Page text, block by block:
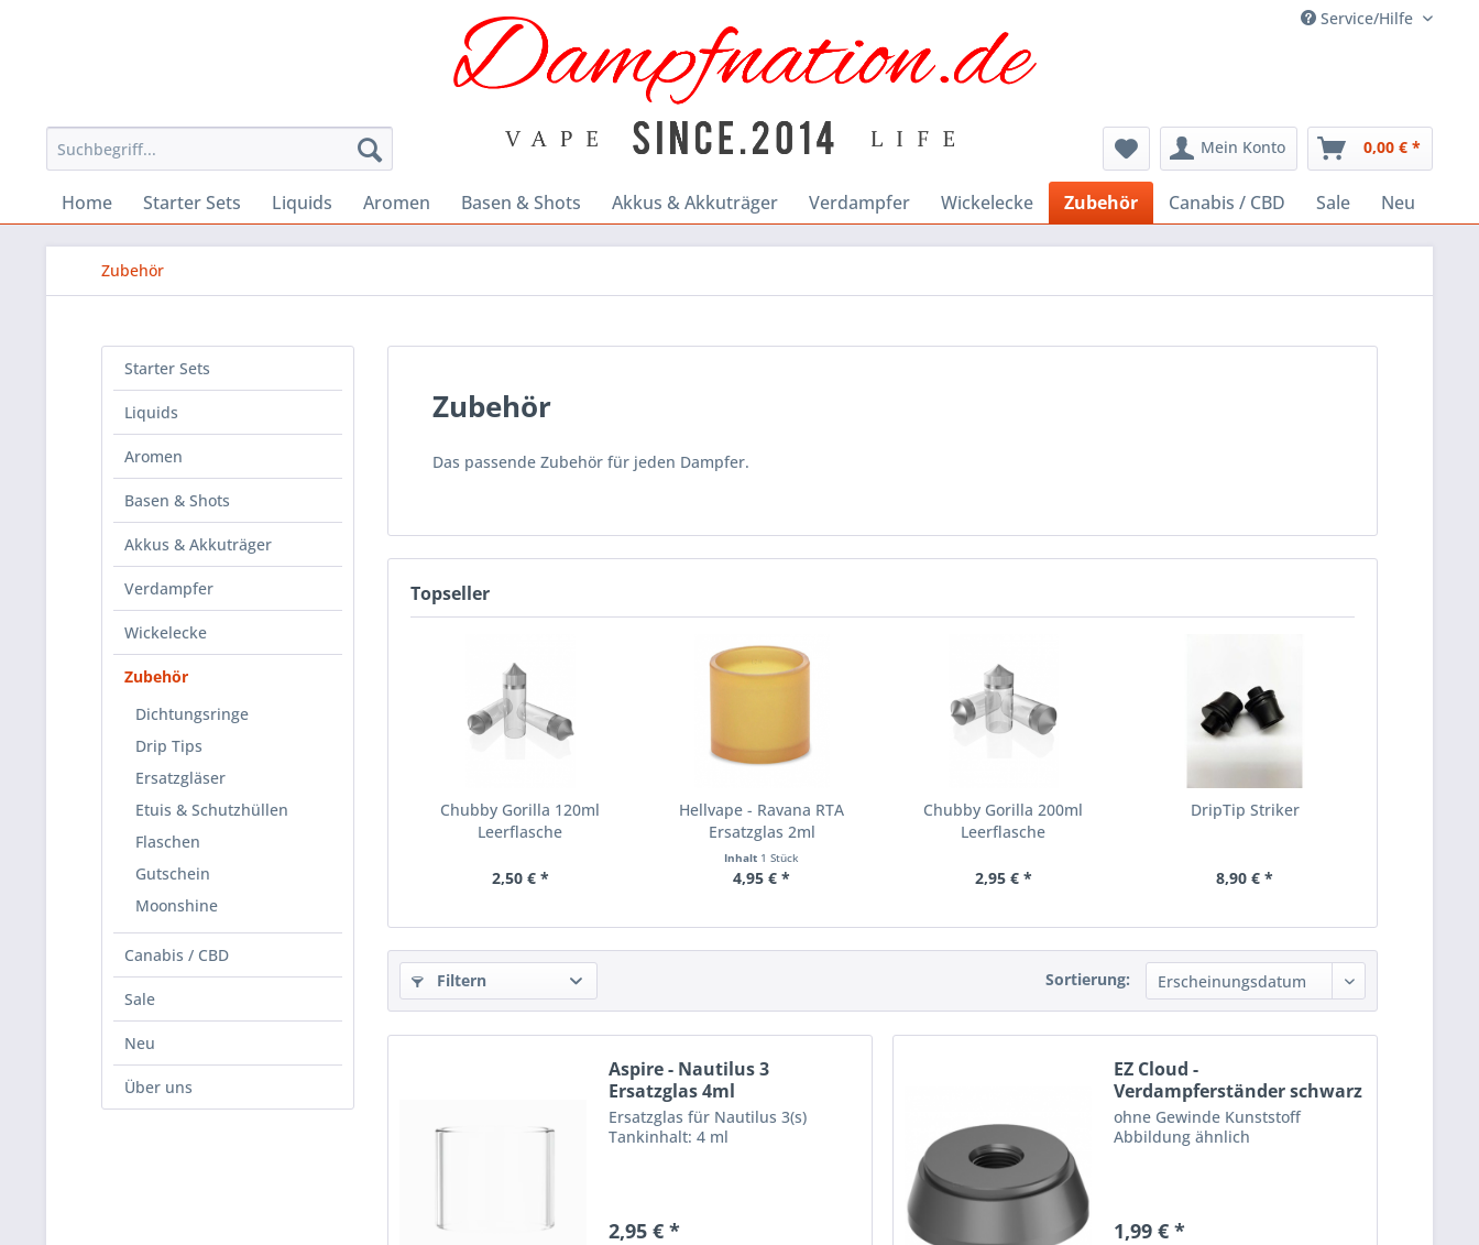
Service/Hilfe
Mein Konto 0,00 € *
Home Starter Sets Liquids Aromen Basen & Shots Akkus & Akkuträger Verdampfer Wickelecke Zubehör Canabis / CBD Sale Neu
Zubehör
Starter Sets
Liquids
Aromen
Basen & Shots
Akkus & Akkuträger
Verdampfer
Wickelecke
Zubehör
Dichtungsringe
Drip Tips
Ersatzgläser
Etuis & Schutzhüllen
Flaschen
Gutschein
Moonshine
Canabis / CBD
Sale
Neu
Über uns
Zubehör
Das passende Zubehör für jeden Dampfer.
Topseller
Chubby Gorilla 120ml
Leerflasche
2,50 € *
Hellvape - Ravana RTA
Ersatzglas 2ml
Inhalt 1 Stück
4,95 € *
Chubby Gorilla 200ml
Leerflasche
2,95 € *
DripTip Striker
8,90 € *
Filtern Sortierung:
Aspire - Nautilus 3
Ersatzglas 4ml
Ersatzglas für Nautilus 3(s)
Tankinhalt: 4 ml
2,95 € *
EZ Cloud -
Verdampferständer schwarz
ohne Gewinde Kunststoff
Abbildung ähnlich
1,99 € *